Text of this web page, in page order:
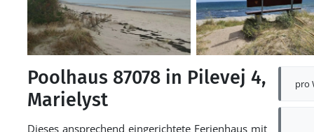
pro
Poolhaus 87078 in Pilevej 4,
Marielyst
Dieses ansprechend eingerichtete Ferienhaus mit